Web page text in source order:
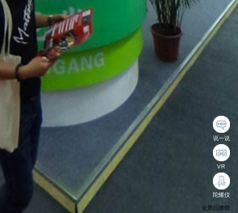
全景品牌馆
VR
说一说
陀螺仪